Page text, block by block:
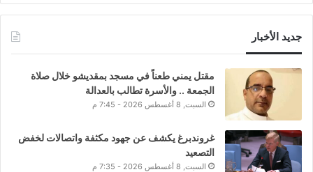
جديد الأخبار
مقتل يمني طعناً في مسجد بمقديشو خلال صلاة
الجمعة .. والأسرة تطالب بالعدالة
السبت, 8 أغسطس 2026 - 7:45 م
غروندبرغ يكشف عن جهود مكثفة واتصالات لخفض
التصعيد
السبت, 8 أغسطس 2026 - 7:35 م